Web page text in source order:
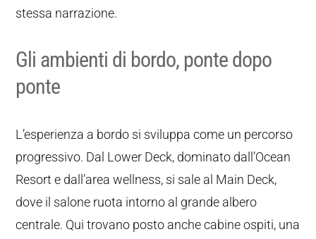
stessa narrazione.
Gli ambienti di bordo, ponte dopo
ponte
L’esperienza a bordo si sviluppa come un percorso
progressivo. Dal Lower Deck, dominato dall’Ocean
Resort e dall’area wellness, si sale al Main Deck,
dove il salone ruota intorno al grande albero
centrale. Qui trovano posto anche cabine ospiti, una